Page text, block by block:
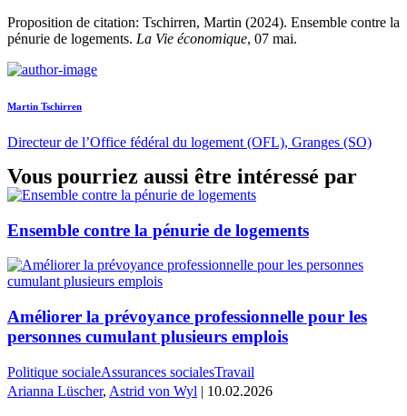
Proposition de citation: Tschirren, Martin (2024). Ensemble contre la
pénurie de logements. La Vie économique, 07 mai.
Martin Tschirren
Directeur de l’Office fédéral du logement (OFL), Granges (SO)
Vous pourriez aussi être intéressé par
Ensemble contre la pénurie de logements
Améliorer la prévoyance professionnelle pour les
personnes cumulant plusieurs emplois
Politique socialeAssurances socialesTravail
Arianna Lüscher, Astrid von Wyl | 10.02.2026